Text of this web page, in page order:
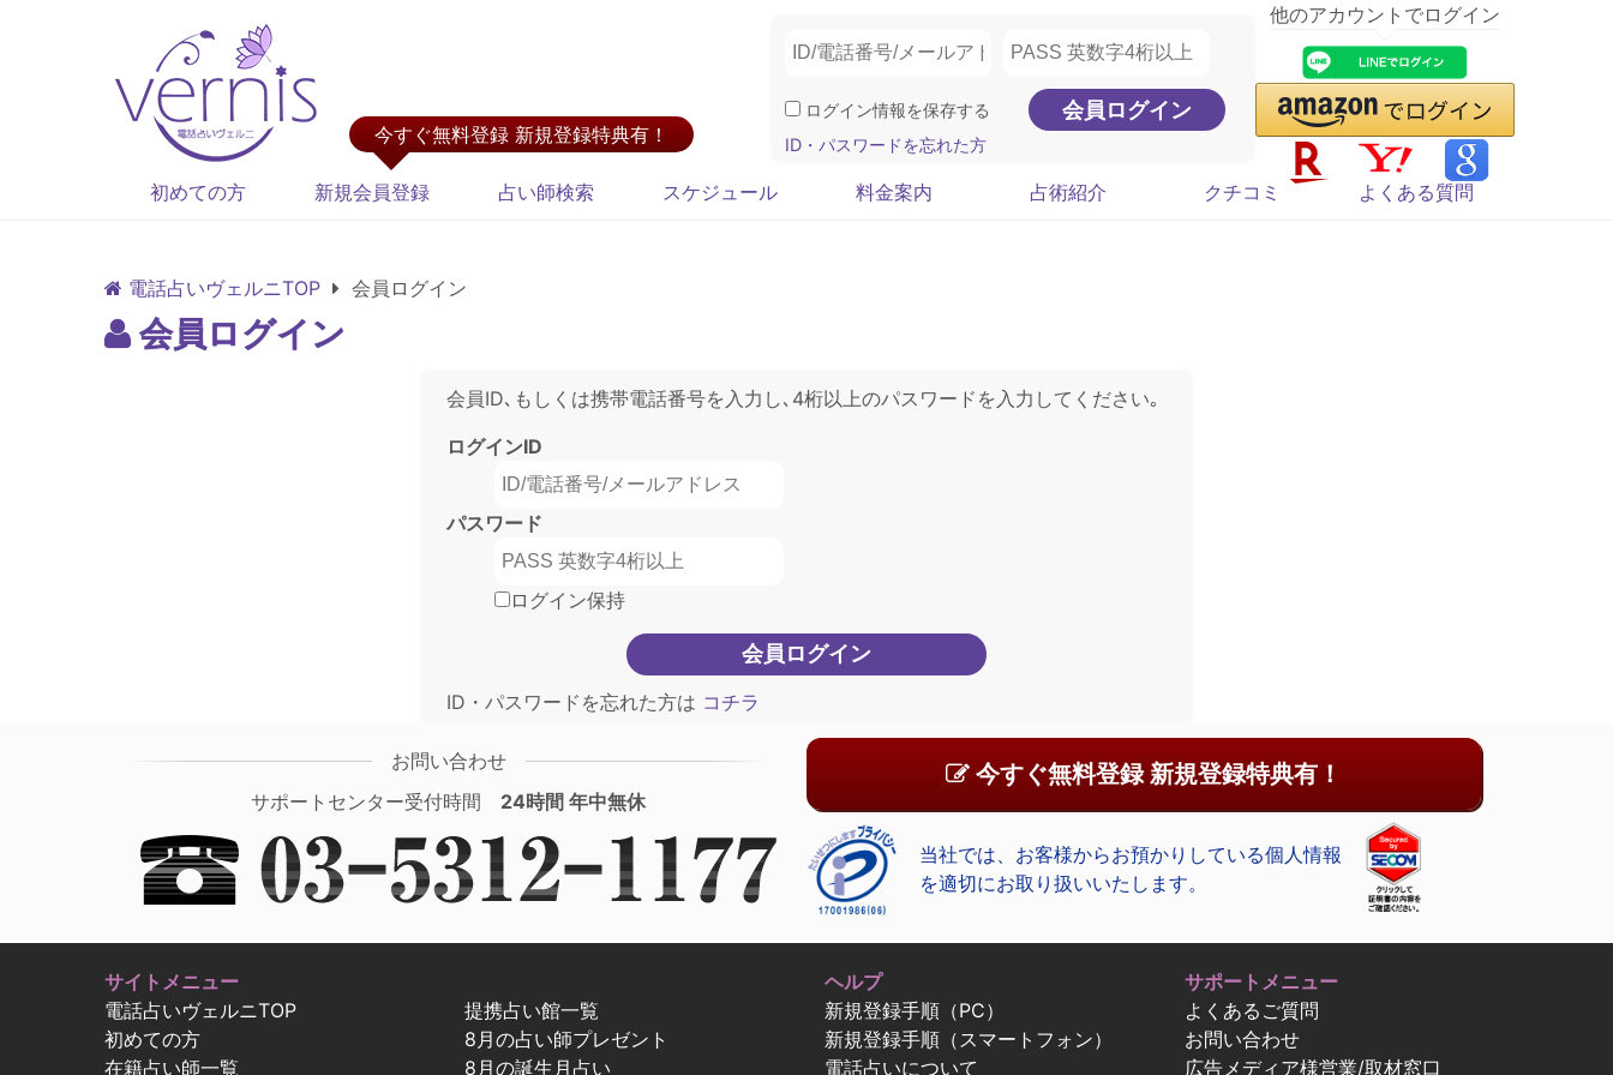
今すぐ無料登録 新規登録特典有！
ログイン情報を保存する
ID・パスワードを忘れた方
他のアカウントでログイン
初めての方 新規会員登録 占い師検索 スケジュール 料金案内 占術紹介 クチコミ よくある質問
電話占いヴェルニTOP 会員ログイン
会員ログイン
会員ID､もしくは携帯電話番号を入力し､4桁以上のパスワードを入力してください｡
ログインID
パスワード
ログイン保持
ID・パスワードを忘れた方は コチラ
お問い合わせ
サポートセンター受付時間 24時間 年中無休
今すぐ無料登録 新規登録特典有！
当社では、お客様からお預かりしている個人情報
を適切にお取り扱いいたします。
サイトメニュー
電話占いヴェルニTOP
初めての方
在籍占い師一覧
提携占い館一覧
8月の占い師プレゼント
8月の誕生月占い
ヘルプ
新規登録手順（PC）
新規登録手順（スマートフォン）
電話占いについて
サポートメニュー
よくあるご質問
お問い合わせ
広告メディア様営業/取材窓口